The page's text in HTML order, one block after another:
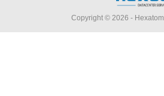
Copyright © 2026 - Hexatom